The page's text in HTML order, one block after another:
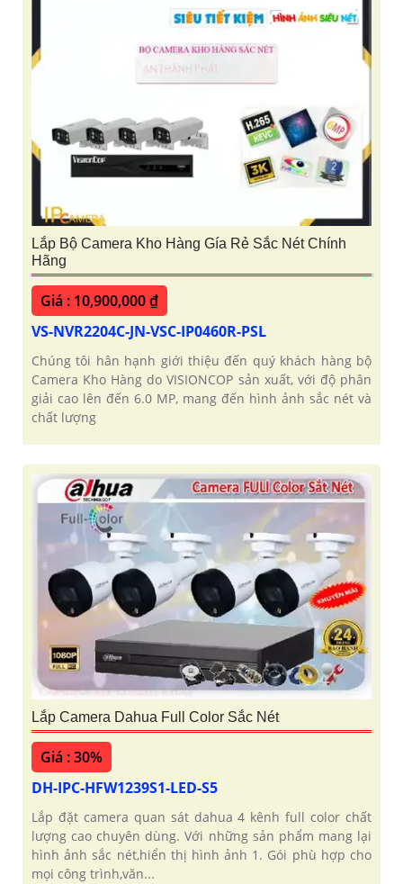
Lắp Bộ Camera Kho Hàng Gía Rẻ Sắc Nét Chính
Hãng
Giá : 10,900,000 ₫
VS-NVR2204C-JN-VSC-IP0460R-PSL
Chúng tôi hân hạnh giới thiệu đến quý khách hàng bộ
Camera Kho Hàng do VISIONCOP sản xuất, với độ phân
giải cao lên đến 6.0 MP, mang đến hình ảnh sắc nét và
chất lượng
Lắp Camera Dahua Full Color Sắc Nét
Giá : 30%
DH-IPC-HFW1239S1-LED-S5
Lắp đặt camera quan sát dahua 4 kênh full color chất
lượng cao chuyên dùng. Với những sản phẩm mang lại
hình ảnh sắc nét,hiển thị hình ảnh 1. Gói phù hợp cho
mọi công trình,văn...